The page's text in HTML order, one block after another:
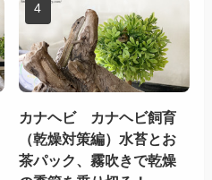
カナヘビ カナヘビ飼育
（乾燥対策編）水苔とお
茶パック、霧吹きで乾燥